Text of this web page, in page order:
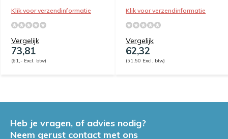
Klik voor verzendinformatie
Vergelijk
73,81
(61,- Excl. btw)
Klik voor verzendinformatie
Vergelijk
62,32
(51,50 Excl. btw)
Heb je vragen, of advies nodig?
Neem gerust contact met ons